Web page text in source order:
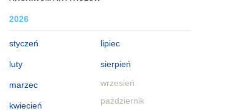
2026
styczeń
luty
marzec
kwiecień
lipiec
sierpień
wrzesień
październik